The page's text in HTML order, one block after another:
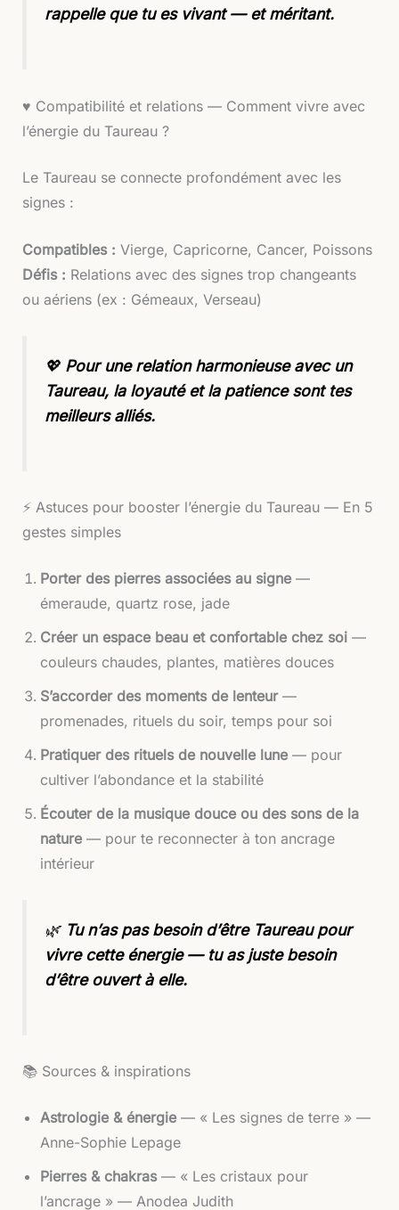
rappelle que tu es vivant — et méritant.
♥️ Compatibilité et relations — Comment vivre avec
l’énergie du Taureau ?
Le Taureau se connecte profondément avec les
signes :
Compatibles : Vierge, Capricorne, Cancer, Poissons
Défis : Relations avec des signes trop changeants
ou aériens (ex : Gémeaux, Verseau)
💖 Pour une relation harmonieuse avec un
Taureau, la loyauté et la patience sont tes
meilleurs alliés.
⚡️ Astuces pour booster l’énergie du Taureau — En 5
gestes simples
Porter des pierres associées au signe—
émeraude, quartz rose, jade
Créer un espace beau et confortable chez soi—
couleurs chaudes, plantes, matières douces
S’accorder des moments de lenteur—
promenades, rituels du soir, temps pour soi
Pratiquer des rituels de nouvelle lune— pour
cultiver l’abondance et la stabilité
Écouter de la musique douce ou des sons de la
nature— pour te reconnecter à ton ancrage
intérieur
🌿 Tu n’as pas besoin d’être Taureau pour
vivre cette énergie — tu as juste besoin
d’être ouvert à elle.
📚 Sources & inspirations
Astrologie & énergie— « Les signes de terre » —
Anne-Sophie Lepage
Pierres & chakras— « Les cristaux pour
l’ancrage » — Anodea Judith